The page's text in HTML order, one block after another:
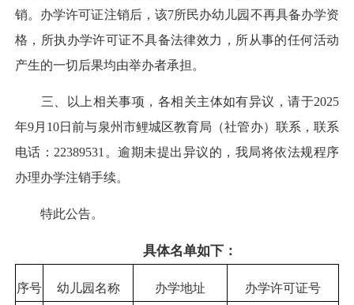
销。办学许可证注销后，该7所民办幼儿园不再具备办学资
格，所执办学许可证不具备法律效力，所从事的任何活动
产生的一切后果均由举办者承担。
三、以上相关事项，各相关主体如有异议，请于2025
年9月10日前与泉州市鲤城区教育局（社管办）联系，联系
电话：22389531。逾期未提出异议的，我局将依法规程序
办理办学注销手续。
特此公告。
具体名单如下：
序号 幼儿园名称 办学地址 办学许可证号